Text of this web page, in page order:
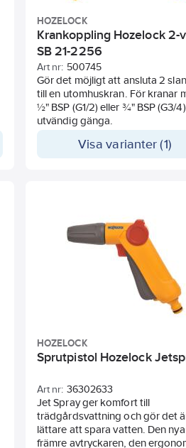
HOZELOCK
Krankoppling Hozelock 2-
SB 21-2256
Art nr: 500745
Gör det möjligt att ansluta 2
till en utomhuskran. För kranar
½" BSP (G1/2) eller ¾" BSP (G3/4)
utvändig gänga.
Visa varianter (1)
HOZELOCK
Sprutpistol Hozelock
Art nr: 36302633
Jet Spray ger komfort till
trädgårdsvattning och gör det
lättare att spara vatten. Den nya
främre avtryckaren, den